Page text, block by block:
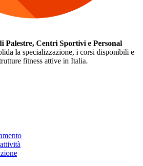
Palestre, Centri Sportivi e Personal
la specializzazione, i corsi disponibili e
fitness attive in Italia.